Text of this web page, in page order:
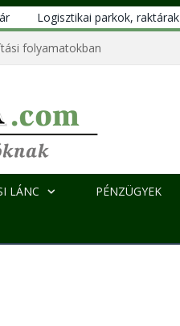
Logisztikai parkok, raktárak
folyamatokban
LÁNC PÉNZÜGYEK